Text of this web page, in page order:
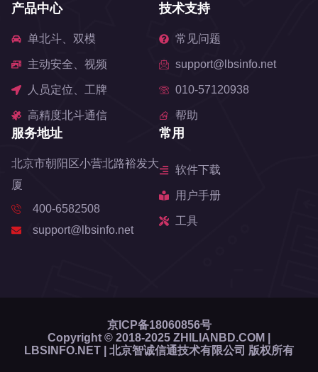
产品中心
单北斗、双模
主动安全、视频
人员定位、工牌
高精度北斗通信
技术支持
常见问题
support@lbsinfo.net
010-57120938
帮助
服务地址
北京市朝阳区小营北路裕发大
厦
400-6582508
support@lbsinfo.net
常用
软件下载
用户手册
工具
京ICP备18060856号
Copyright © 2018-2025 ZHILIANBD.COM |
LBSINFO.NET | 北京智诚信通技术有限公司 版权所有